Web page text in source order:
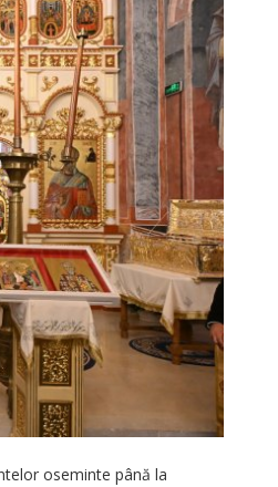
oseminte până la